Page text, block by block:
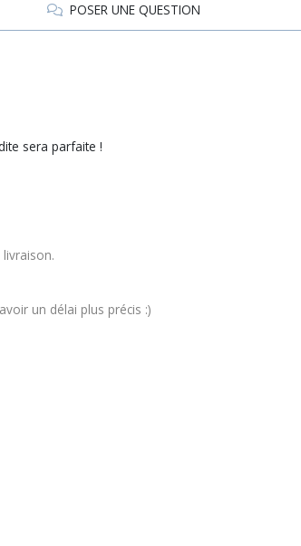
POSER UNE QUESTION
sera parfaite !
un délai plus précis :)